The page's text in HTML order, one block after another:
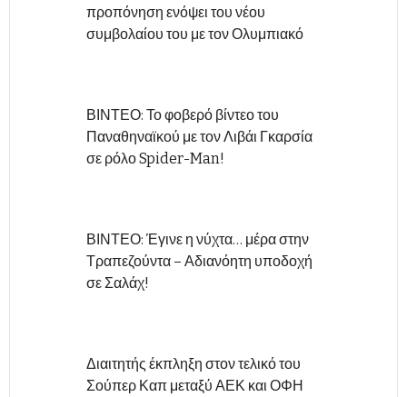
προπόνηση ενόψει του νέου
συμβολαίου του με τον Ολυμπιακό
ΒΙΝΤΕΟ: Το φοβερό βίντεο του
Παναθηναϊκού με τον Λιβάι Γκαρσία
σε ρόλο Spider-Man!
ΒΙΝΤΕΟ: Έγινε η νύχτα… μέρα στην
Τραπεζούντα – Αδιανόητη υποδοχή
σε Σαλάχ!
Διαιτητής έκπληξη στον τελικό του
Σούπερ Καπ μεταξύ ΑΕΚ και ΟΦΗ